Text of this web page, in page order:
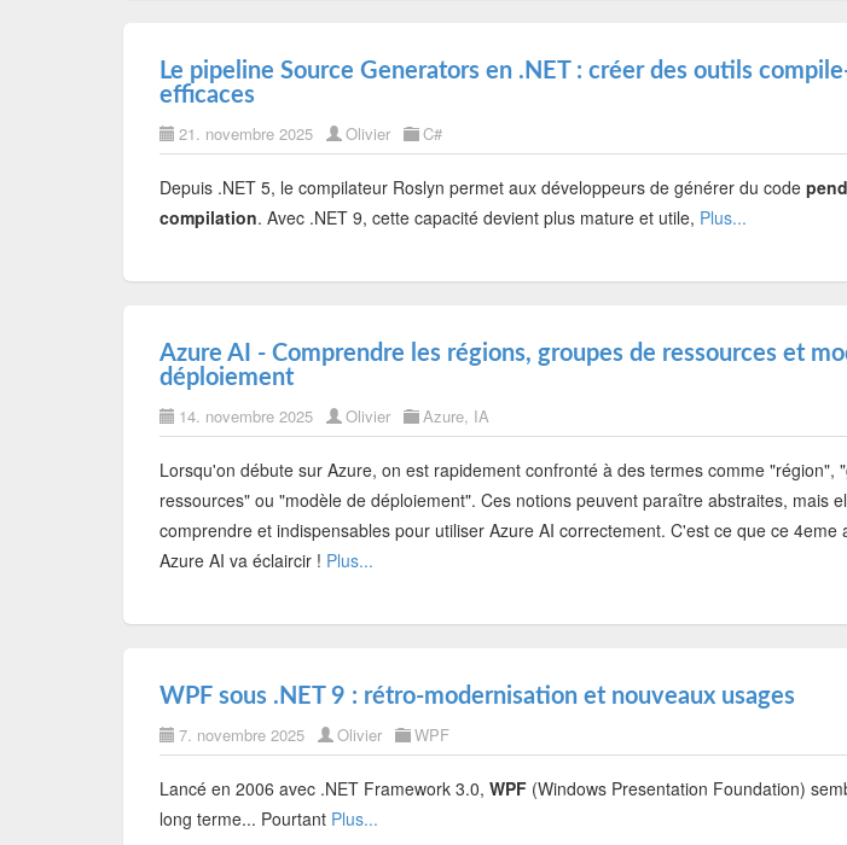
Le pipeline Source Generators en .NET : créer des outils
efficaces
21. novembre 2025 Olivier C#
Depuis .NET 5, le compilateur Roslyn permet aux développeurs de générer du code
compilation. Avec .NET 9, cette capacité devient plus mature et utile, Plus...
Azure AI - Comprendre les régions, groupes de ressources et
déploiement
14. novembre 2025 Olivier Azure, IA
Lorsqu'on débute sur Azure, on est rapidement confronté à des termes comme "région",
ressources" ou "modèle de déploiement". Ces notions peuvent paraître abstraites, mais
comprendre et indispensables pour utiliser Azure AI correctement. C'est ce que ce 4eme
Azure AI va éclaircir ! Plus...
WPF sous .NET 9 : rétro-modernisation et nouveaux usages
7. novembre 2025 Olivier WPF
Lancé en 2006 avec .NET Framework 3.0, WPF (Windows Presentation Foundation)
long terme... Pourtant Plus...